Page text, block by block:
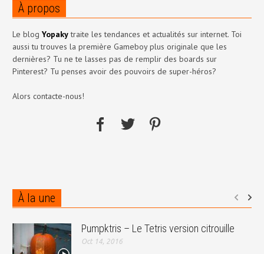
À propos
Le blog Yopakytraite les tendances et actualités sur internet. Toi
aussi tu trouves la première Gameboy plus originale que les
dernières? Tu ne te lasses pas de remplir des boards sur
Pinterest? Tu penses avoir des pouvoirs de super-héros?
Alors contacte-nous!
À la une
Pumpktris – Le Tetris version citrouille
Oct 14, 2016